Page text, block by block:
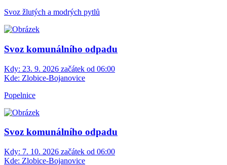
Svoz žlutých a modrých pytlů
Svoz komunálního odpadu
Kdy: 23. 9. 2026 začátek od 06:00
Kde: Zlobice-Bojanovice
Popelnice
Svoz komunálního odpadu
Kdy: 7. 10. 2026 začátek od 06:00
Kde: Zlobice-Bojanovice